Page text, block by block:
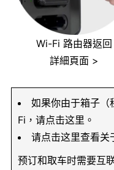
Wi-Fi 路由器返回
詳細頁面 >
如果你由于箱子（
Fi，请点击这里。
请点击这里查看关
预订和取车时需要互